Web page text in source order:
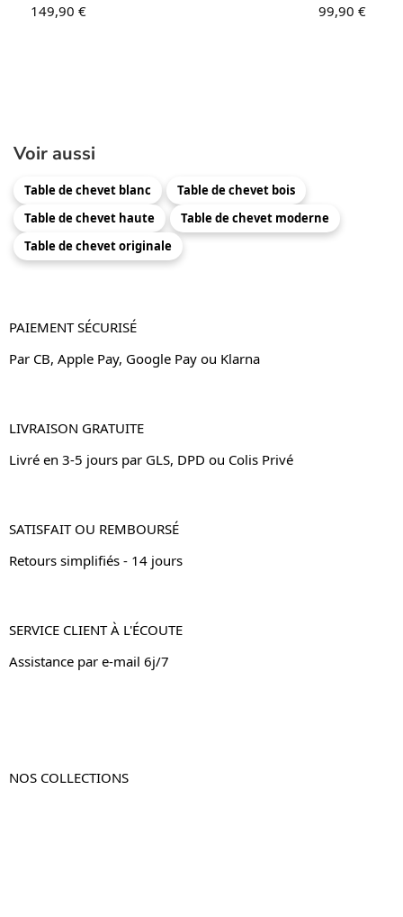
149,90 € 99,90 €
Voir aussi
Table de chevet blanc
Table de chevet bois
Table de chevet haute
Table de chevet moderne
Table de chevet originale
PAIEMENT SÉCURISÉ
Par CB, Apple Pay, Google Pay ou Klarna
LIVRAISON GRATUITE
Livré en 3-5 jours par GLS, DPD ou Colis Privé
SATISFAIT OU REMBOURSÉ
Retours simplifiés - 14 jours
SERVICE CLIENT À L'ÉCOUTE
Assistance par e-mail 6j/7
NOS COLLECTIONS